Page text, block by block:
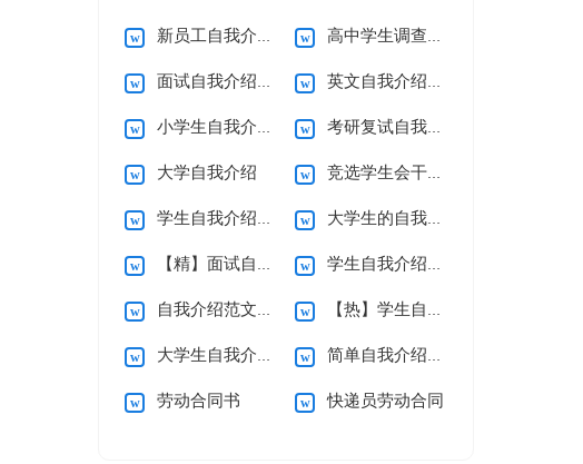
新员工自我介绍通用15篇 高中学生调查报告
面试自我介绍(15篇) 英文自我介绍集锦15篇
小学生自我介绍15篇 考研复试自我介绍
大学自我介绍 竞选学生会干部自我介绍
学生自我介绍【荐】 大学生的自我介绍
【精】面试自我介绍 学生自我介绍【热】
自我介绍范文合集15篇 【热】学生自我介绍
大学生自我介绍15篇 简单自我介绍15篇
劳动合同书 快递员劳动合同